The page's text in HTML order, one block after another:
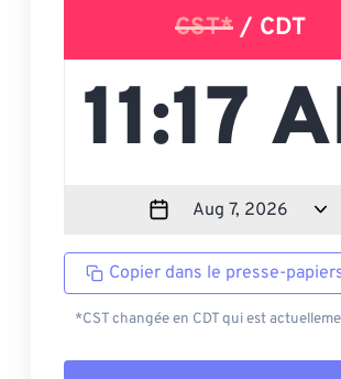
CST*/ CDT
Copier dans le presse-
*CST changée en CDT qui est